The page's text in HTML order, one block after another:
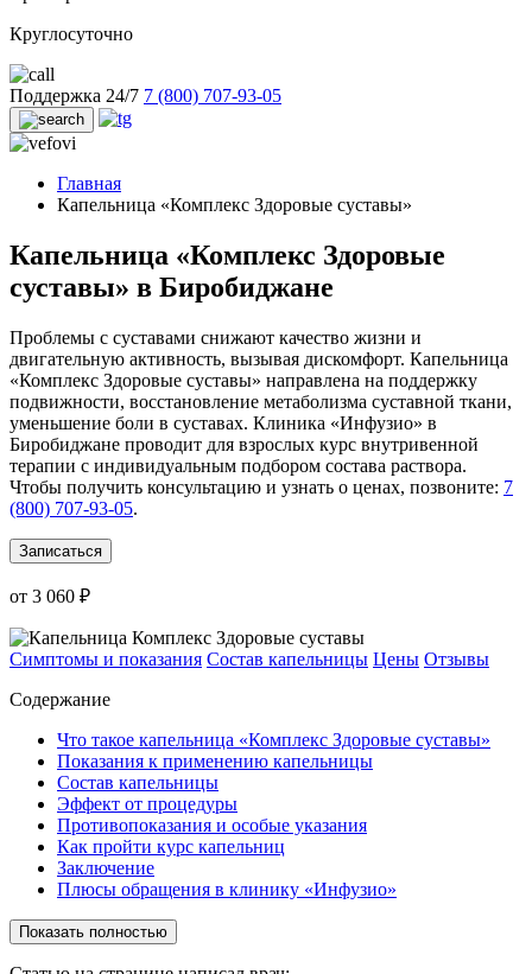
Круглосуточно
Поддержка 24/7 7 (800) 707-93-05
Главная
Капельница «Комплекс Здоровые суставы»
Капельница «Комплекс Здоровые
суставы» в Биробиджане
Проблемы с суставами снижают качество жизни и
двигательную активность, вызывая дискомфорт. Капельница
«Комплекс Здоровые суставы» направлена на поддержку
подвижности, восстановление метаболизма суставной ткани,
уменьшение боли в суставах. Клиника «Инфузио» в
Биробиджане проводит для взрослых курс внутривенной
терапии с индивидуальным подбором состава раствора.
Чтобы получить консультацию и узнать о ценах, позвоните: 7
(800) 707-93-05.
Записаться
от 3 060 ₽
Симптомы и показания Состав капельницы Цены Отзывы
Содержание
Что такое капельница «Комплекс Здоровые суставы»
Показания к применению капельницы
Состав капельницы
Эффект от процедуры
Противопоказания и особые указания
Как пройти курс капельниц
Заключение
Плюсы обращения в клинику «Инфузио»
Показать полностью